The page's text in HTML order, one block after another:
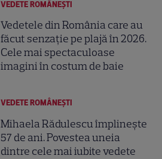
VEDETE ROMÂNEŞTI
Vedetele din România care au
făcut senzație pe plajă în 2026.
Cele mai spectaculoase
imagini în costum de baie
VEDETE ROMÂNEŞTI
Mihaela Rădulescu împlinește
57 de ani. Povestea uneia
dintre cele mai iubite vedete